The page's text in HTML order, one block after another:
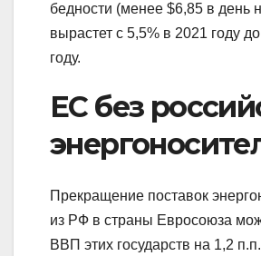
бедности (менее $6,85 в день
вырастет с 5,5% в 2021 году
году.
ЕС без
Прекращение поставок
из РФ в страны Евросоюза
ВВП этих государств на 1,2